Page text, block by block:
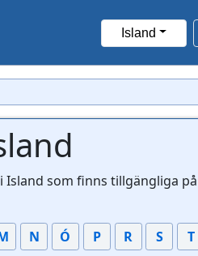
Island
som finns tillgängliga
N Ó P R S T